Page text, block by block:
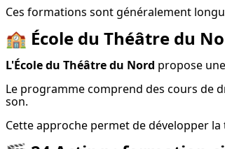
Ces formations sont généralement
🏫 École du Théâtre du
L'École du Théâtre du Nord propose une
Le programme comprend des cours de
son.
Cette approche permet de développer